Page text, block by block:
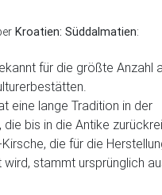
Kroatien: Süddalmatien:
für die größte Anzahl
eine lange Tradition in der
bis in die Antike
die für die
stammt ursprünglich